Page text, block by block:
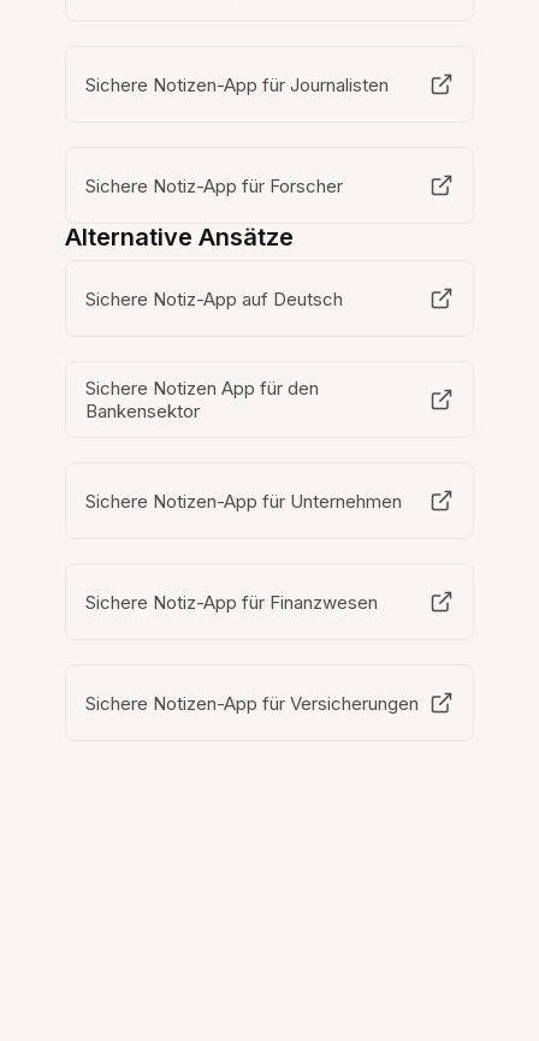
Sichere Notizen-App für Journalisten
Sichere Notiz-App für Forscher
Alternative Ansätze
Sichere Notiz-App auf Deutsch
Sichere Notizen App für den
Bankensektor
Sichere Notizen-App für Unternehmen
Sichere Notiz-App für Finanzwesen
Sichere Notizen-App für Versicherungen